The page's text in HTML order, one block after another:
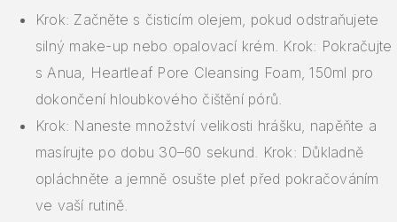
Krok: Začněte s čisticím olejem, pokud odstraňujete
silný make-up nebo opalovací krém. Krok: Pokračujte
s Anua, Heartleaf Pore Cleansing Foam, 150ml pro
dokončení hloubkového čištění pórů.
Krok: Naneste množství velikosti hrášku, napěňte a
masírujte po dobu 30–60 sekund. Krok: Důkladně
opláchněte a jemně osušte pleť před pokračováním
ve vaší rutině.